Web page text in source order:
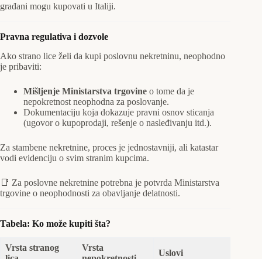
građani mogu kupovati u Italiji.
Pravna regulativa i dozvole
Ako strano lice želi da kupi poslovnu nekretninu, neophodno
je pribaviti:
Mišljenje Ministarstva trgovine o tome da je
nepokretnost neophodna za poslovanje.
Dokumentaciju koja dokazuje pravni osnov sticanja
(ugovor o kupoprodaji, rešenje o nasleđivanju itd.).
Za stambene nekretnine, proces je jednostavniji, ali katastar
vodi evidenciju o svim stranim kupcima.
📑 Za poslovne nekretnine potrebna je potvrda Ministarstva
trgovine o neophodnosti za obavljanje delatnosti.
Tabela: Ko može kupiti šta?
Vrsta stranog
Vrsta
Uslovi